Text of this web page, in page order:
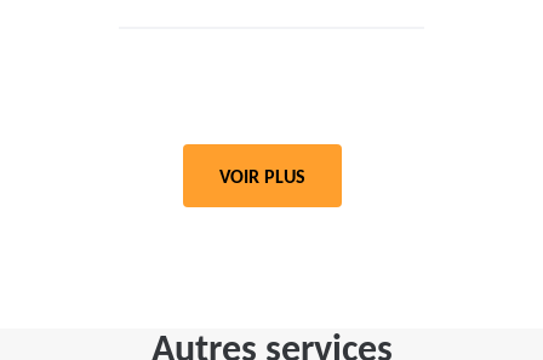
VOIR PLUS
Autres services